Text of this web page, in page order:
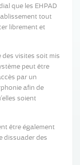
que les EHPAD
tout
librement et
des visites soit mis
peut être
par un
afin de
soient
être également
dissuader des